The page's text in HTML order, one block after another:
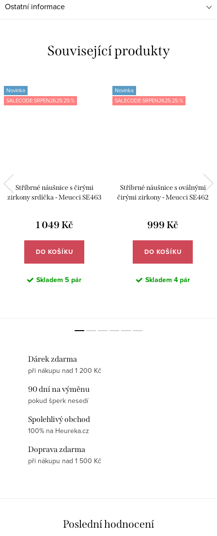
Ostatní informace
Související produkty
Novinka
SALECODE:SRPEN2625:25:%
Stříbrné náušnice s čirými
zirkony srdíčka - Meucci SE463
1 049 Kč
DO KOŠÍKU
Skladem 5 pár
Novinka
SALECODE:SRPEN2625:25:%
Stříbrné náušnice s oválnými
čirými zirkony - Meucci SE462
999 Kč
DO KOŠÍKU
Skladem 4 pár
Dárek zdarma
při nákupu nad 1 200 Kč
90 dní na výměnu
pokud šperk nesedí
Spolehlivý obchod
100% na Heureka.cz
Doprava zdarma
při nákupu nad 1 500 Kč
Poslední hodnocení